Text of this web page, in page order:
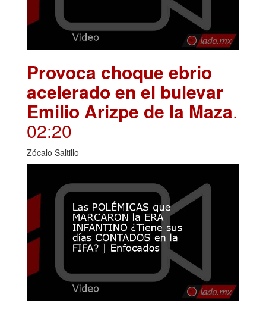
Provoca choque ebrio
acelerado en el bulevar
Emilio Arizpe de la Maza.
02:20
Zócalo Saltillo